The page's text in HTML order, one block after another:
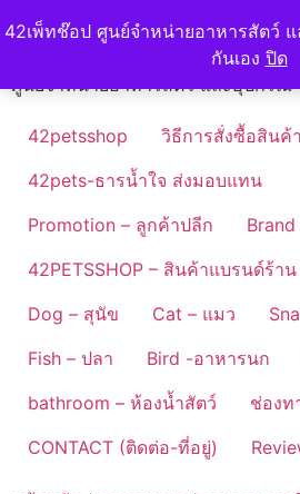
42เพ็ทช๊อป ศูนย์จำหน่ายอาหารสัตว์
กันเอง ปิด
to42petshop
ศูนย์จำหน่ายอาหารสัตว์ และอุปกรณ์
42petsshop วิธีการสั่งซื้อสินค้า
42pets-ธารน้ำใจ ส่งมอบแทน
Promotion – ลูกค้าปลีก
42PETSSHOP – สินค้าแบรนด์ร้าน
Dog – สุนัข
Cat – แมว
Fish – ปลา
Bird -อาหารนก
bathroom – ห้องน้ำสัตว์
ช่องท
CONTACT (ติดต่อ-ที่อยู่)